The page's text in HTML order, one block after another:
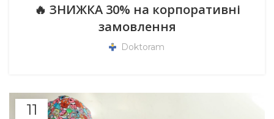
🔥 ЗНИЖКА 30% на корпоративні
замовлення
Doktoram
11